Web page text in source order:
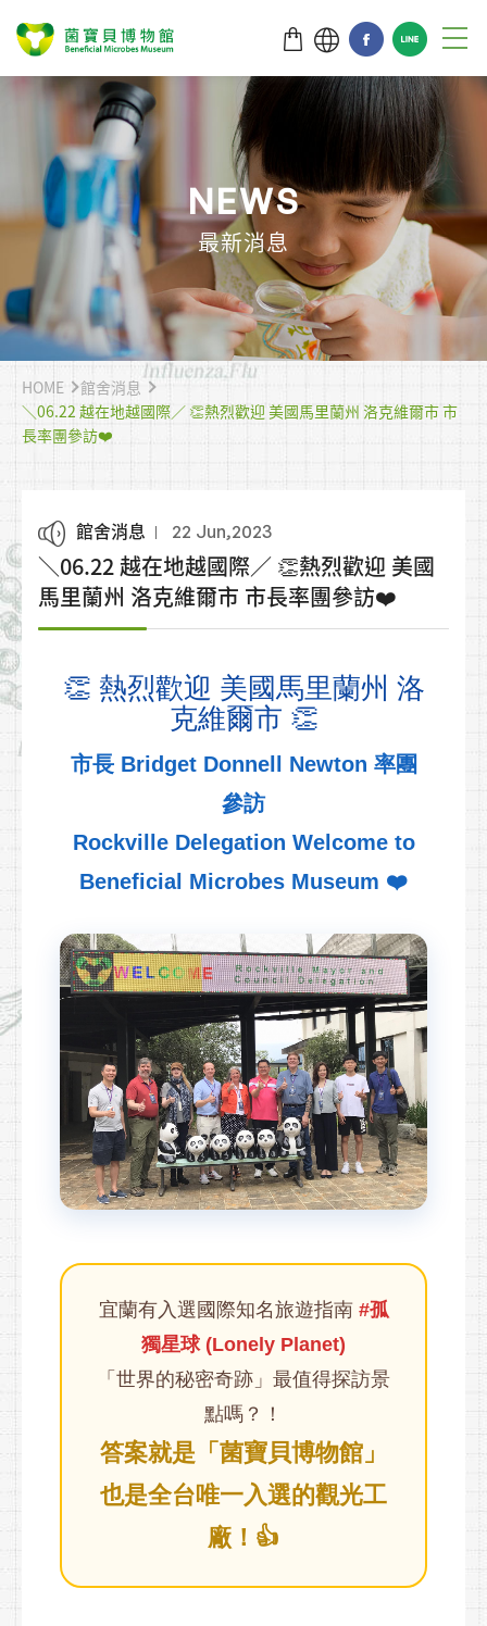
NEWS
最新消息
HOME
館舍消息
＼06.22 越在地越國際／ 👏熱烈歡迎 美國馬里蘭州 洛克維爾市 市
長率團參訪❤️
館舍消息 22 Jun,2023
＼06.22 越在地越國際／ 👏熱烈歡迎 美國
馬里蘭州 洛克維爾市 市長率團參訪❤️
👏 熱烈歡迎 美國馬里蘭州 洛
克維爾市 👏
市長 Bridget Donnell Newton 率團
參訪
Rockville Delegation Welcome to
Beneficial Microbes Museum ❤️
宜蘭有入選國際知名旅遊指南 #孤
獨星球 (Lonely Planet)
「世界的秘密奇跡」最值得探訪景
點嗎？！
答案就是「菌寶貝博物館」
也是全台唯一入選的觀光工
廠！👍